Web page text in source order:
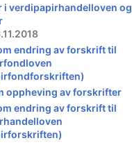
i verdipapirhandelloven og
endring av forskrift til
oppheving av forskrifter
endring av forskrift til